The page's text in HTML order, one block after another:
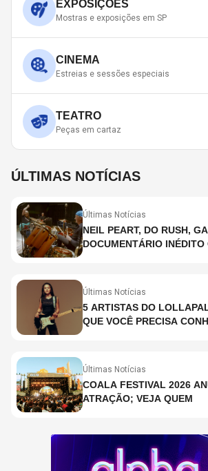
EXPOSIÇÕES
Mostras e exposições em SP
CINEMA
Estreias e sessões especiais
TEATRO
Peças em cartaz
ÚLTIMAS NOTÍCIAS
Últimas Notícias
NEIL PEART, DO RUSH,
DOCUMENTÁRIO INÉDITO
Últimas Notícias
5 ARTISTAS DO
QUE VOCÊ PRECISA
Últimas Notícias
COALA FESTIVAL 2026
ATRAÇÃO; VEJA QUEM